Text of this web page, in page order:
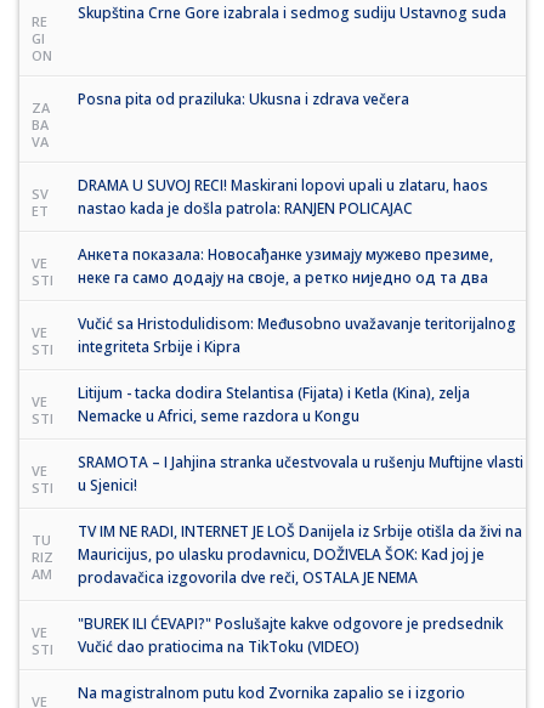
RE
GI
ON
Skupština Crne Gore izabrala i sedmog sudiju Ustavnog suda
ZA
BA
VA
Posna pita od praziluka: Ukusna i zdrava večera
SV
ET
DRAMA U SUVOJ RECI! Maskirani lopovi upali u zlataru, haos
nastao kada je došla patrola: RANJEN POLICAJAC
VE
STI
Анкета показала: Новосађанке узимају мужево презиме,
неке га само додају на своје, а ретко ниједно од та два
VE
STI
Vučić sa Hristodulidisom: Međusobno uvažavanje teritorijalnog
integriteta Srbije i Kipra
VE
STI
Litijum - tacka dodira Stelantisa (Fijata) i Ketla (Kina), zelja
Nemacke u Africi, seme razdora u Kongu
VE
STI
SRAMOTA – I Jahjina stranka učestvovala u rušenju Muftijne vlasti
u Sjenici!
TU
RIZ
AM
TV IM NE RADI, INTERNET JE LOŠ Danijela iz Srbije otišla da živi na
Mauricijus, po ulasku prodavnicu, DOŽIVELA ŠOK: Kad joj je
prodavačica izgovorila dve reči, OSTALA JE NEMA
VE
STI
"BUREK ILI ĆEVAPI?" Poslušajte kakve odgovore je predsednik
Vučić dao pratiocima na TikToku (VIDEO)
VE
Na magistralnom putu kod Zvornika zapalio se i izgorio